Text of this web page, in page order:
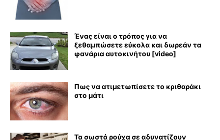
Ένας είναι ο τρόπος για να
ξεθαμπώσετε εύκολα και δωρεάν τα
φανάρια αυτοκινήτου [video]
Πως να ατιμετωπίσετε το κριθαράκι
στο μάτι
Τα σωστά ρούχα σε αδυνατίζουν